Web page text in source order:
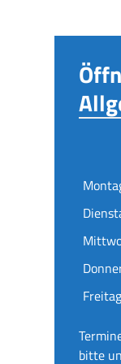
Freitag
bitte